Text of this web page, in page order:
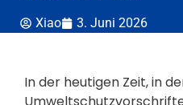
Xiao 3. Juni 2026
In der heutigen Zeit, in